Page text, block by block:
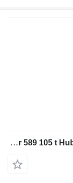
Caterpillar 589 105 t Hubkraft 8x PIPELAYER MIETE / RENTAL